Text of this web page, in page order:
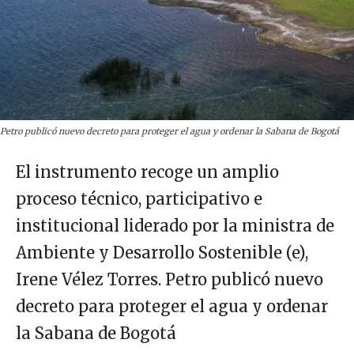
Petro publicó nuevo decreto para proteger el agua y ordenar la Sabana de Bogotá
El instrumento recoge un amplio
proceso técnico, participativo e
institucional liderado por la ministra de
Ambiente y Desarrollo Sostenible (e),
Irene Vélez Torres. Petro publicó nuevo
decreto para proteger el agua y ordenar
la Sabana de Bogotá